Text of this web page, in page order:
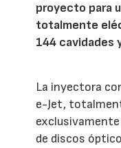
proyecto para
totalmente
144 cavidades
La inyectora
e-Jet,
de discos